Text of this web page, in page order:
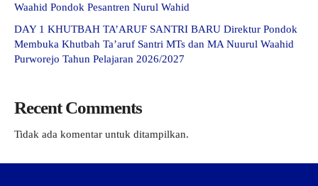
Waahid Pondok Pesantren Nurul Wahid
DAY 1 KHUTBAH TA’ARUF SANTRI BARU Direktur Pondok
Membuka Khutbah Ta’aruf Santri MTs dan MA Nuurul Waahid
Purworejo Tahun Pelajaran 2026/2027
Recent Comments
Tidak ada komentar untuk ditampilkan.